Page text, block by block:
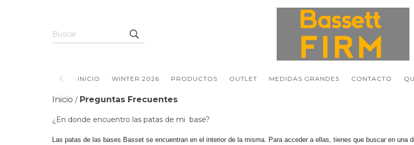
INICIO WINTER 2026 PRODUCTOS OUTLET MEDIDAS GRANDES CONTACTO
Inicio / Preguntas Frecuentes
¿En donde encuentro las patas de mi base?
Las patas de las bases Basset se encuentran en el interior de la misma. Para acceder a ellas, tienes que buscar en